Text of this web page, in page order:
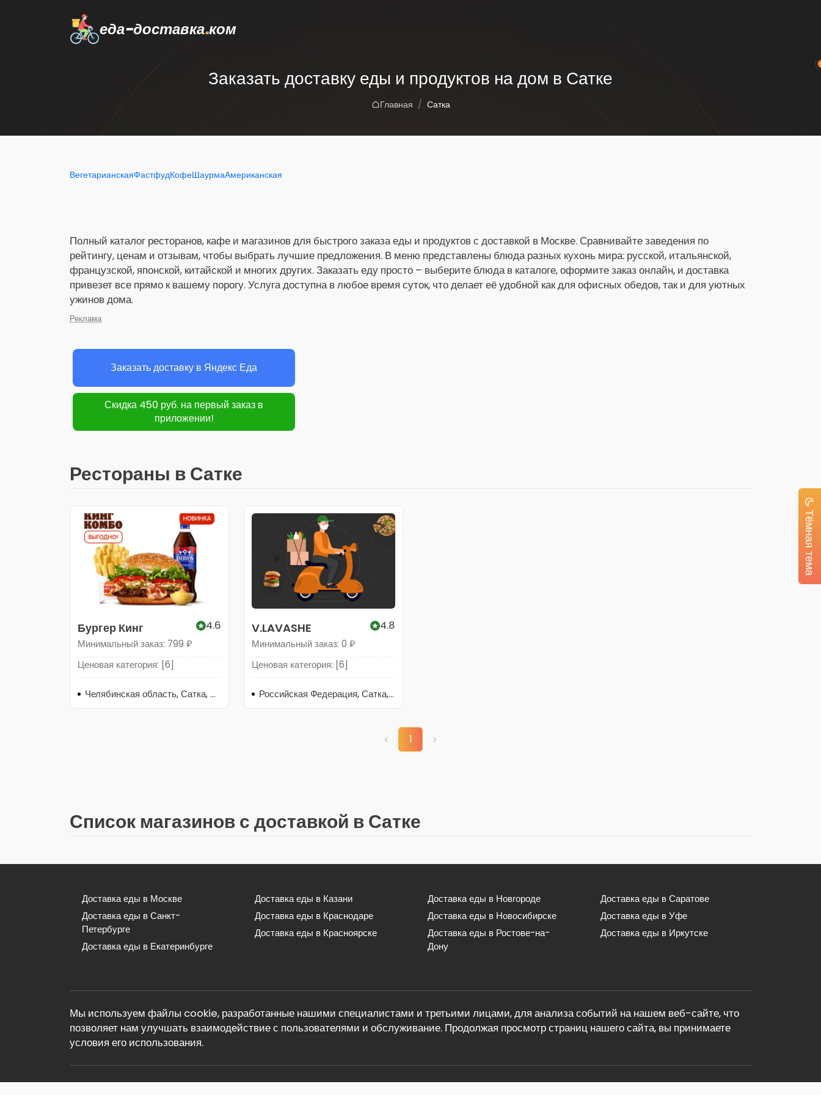
еда-доставка.ком
Заказать доставку еды и продуктов на дом в Сатке
Главная Сатка
ВегетарианскаяФастфудКофеШаурмаАмериканская
Полный каталог ресторанов, кафе и магазинов для быстрого заказа еды и продуктов с доставкой в Москве. Сравнивайте заведения по
рейтингу, ценам и отзывам, чтобы выбрать лучшие предложения. В меню представлены блюда разных кухонь мира: русской, итальянской,
французской, японской, китайской и многих других. Заказать еду просто – выберите блюда в каталоге, оформите заказ онлайн, и доставка
привезет все прямо к вашему порогу. Услуга доступна в любое время суток, что делает её удобной как для офисных обедов, так и для уютных
ужинов дома.
Реклама
Заказать доставку в Яндекс Еда
Скидка 450 руб. на первый заказ в
приложении!
Рестораны в Сатке
Бургер Кинг 4.6
Минимальный заказ: 799 ₽
Ценовая категория: [6]
Челябинская область, Сатка, Пролетарская улица, 29А
V.LAVASHE 4.8
Минимальный заказ: 0 ₽
Ценовая категория: [6]
Российская Федерация, Сатка, Челябинская область, Сатка, улица Орджоникидзе, 13
1
Список магазинов с доставкой в Сатке
Доставка еды в Москве
Доставка еды в Санкт-
Петербурге
Доставка еды в Екатеринбурге
Доставка еды в Казани
Доставка еды в Краснодаре
Доставка еды в Красноярске
Доставка еды в Новгороде
Доставка еды в Новосибирске
Доставка еды в Ростове-на-
Дону
Доставка еды в Саратове
Доставка еды в Уфе
Доставка еды в Иркутске
Мы используем файлы cookie, разработанные нашими специалистами и третьими лицами, для анализа событий на нашем веб-сайте, что
позволяет нам улучшать взаимодействие с пользователями и обслуживание. Продолжая просмотр страниц нашего сайта, вы принимаете
условия его использования.
Тёмная тема